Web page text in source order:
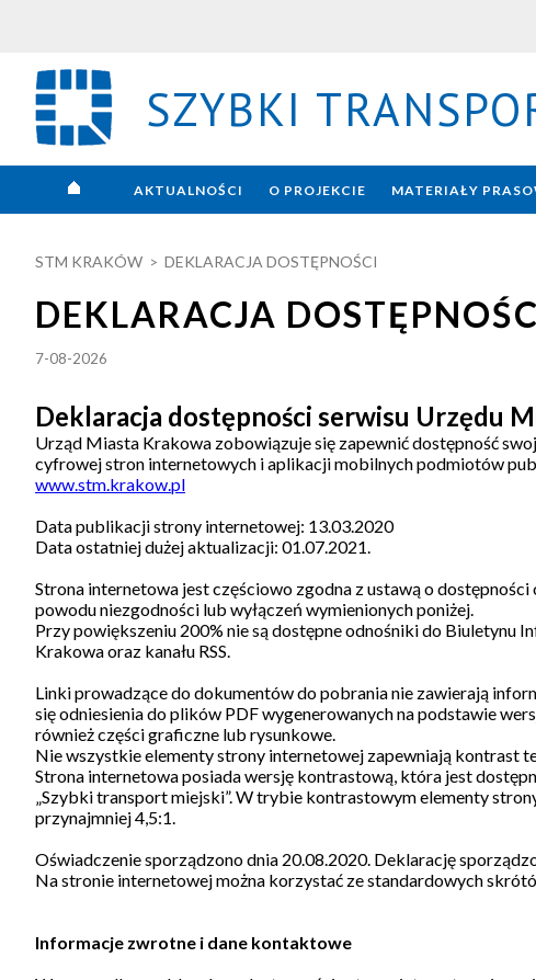
SZYBKI
X AKTUALNOŚCI O PROJEKCIE MATERIAŁY
STM KRAKÓW > DEKLARACJA DOSTĘPNOŚCI
DEKLARACJA
7-08-2026
Deklaracja dostępności serwisu Urzędu
Urząd Miasta Krakowa zobowiązuje się zapewnić dostępność
cyfrowej stron internetowych i aplikacji mobilnych podmiotów
www.stm.krakow.pl
Data publikacji strony internetowej: 13.03.2020
Data ostatniej dużej aktualizacji: 01.07.2021.
Strona internetowa jest częściowo zgodna z ustawą o
powodu niezgodności lub wyłączeń wymienionych poniżej.
Przy powiększeniu 200% nie są dostępne odnośniki do Biuletynu
Krakowa oraz kanału RSS.
Linki prowadzące do dokumentów do pobrania nie zawierają
się odniesienia do plików PDF wygenerowanych na podstawie
również części graficzne lub rysunkowe.
Nie wszystkie elementy strony internetowej zapewniają kontrast
Strona internetowa posiada wersję kontrastową, która jest
„Szybki transport miejski”. W trybie kontrastowym elementy
przynajmniej 4,5:1.
Oświadczenie sporządzono dnia 20.08.2020. Deklarację
Na stronie internetowej można korzystać ze standardowych
Informacje zwrotne i dane kontaktowe